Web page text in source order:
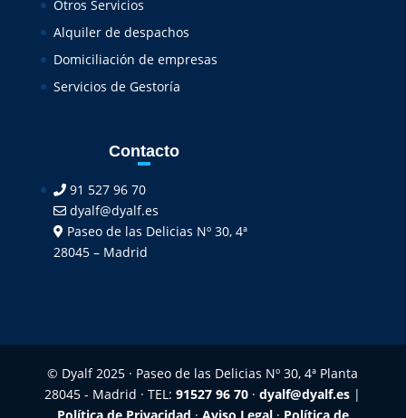
Otros Servicios
Alquiler de despachos
Domiciliación de empresas
Servicios de Gestoría
Contacto
91 527 96 70
dyalf@dyalf.es
Paseo de las Delicias Nº 30, 4ª
28045 – Madrid
© Dyalf 2025 · Paseo de las Delicias Nº 30, 4ª Planta
28045 - Madrid · TEL:91527 96 70 ·dyalf@dyalf.es |